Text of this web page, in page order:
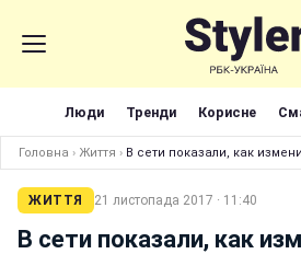
Люди Тренди Корисне
Головна › Життя › В сети показали, как
ЖИТТЯ 21 листопада 2017 · 11:40
В сети показали, как